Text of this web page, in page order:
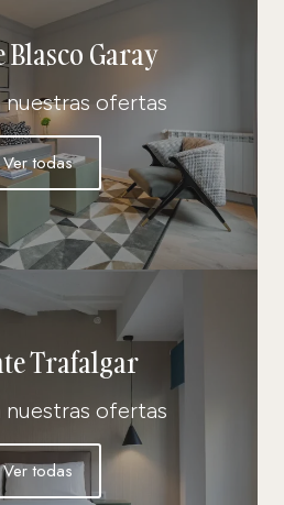
Blasco Garay
nuestras ofertas
Ver todas
Trafalgar
nuestras ofertas
Ver todas